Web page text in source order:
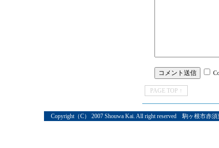
PAGE TOP ↑
Copyright（C） 2007 Shouwa Kai. All right reserved 駒ヶ根市